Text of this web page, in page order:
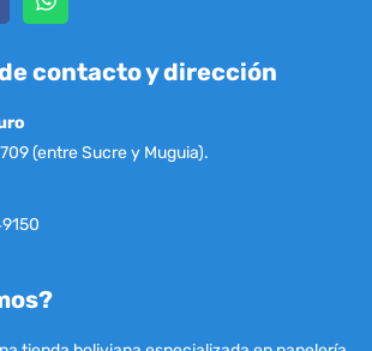
contacto y dirección
(entre Sucre y Muguia).